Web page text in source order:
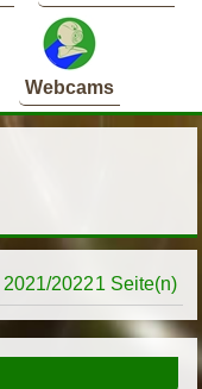
Webcams
20221 Seite(n)